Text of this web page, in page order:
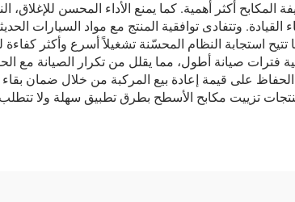
أكثر أهمية. كما يمنع الأداء المحسن للإغلاق،
وتتفادى توافقية المنتج مع مواد السيارات
تتيح استجابة النظام المحسّنة تشغيلاً أسرع وأكثر
فترات صيانة أطول، مما يقلل من تكرار الصيانة مع
على قيمة إعادة بيع المركبة من خلال ضمان
تزييت مكابح الأسطح بطرق تطبيق سهلة ولا